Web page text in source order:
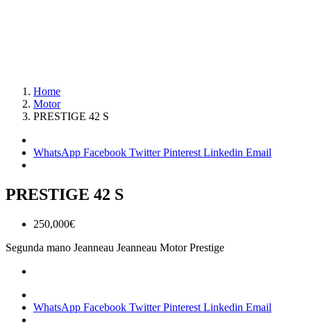
Home
Motor
PRESTIGE 42 S
WhatsApp Facebook TwitterPinterest Linkedin Email
PRESTIGE 42 S
250,000€
Segunda mano Jeanneau Jeanneau MotorPrestige
WhatsApp Facebook TwitterPinterest Linkedin Email